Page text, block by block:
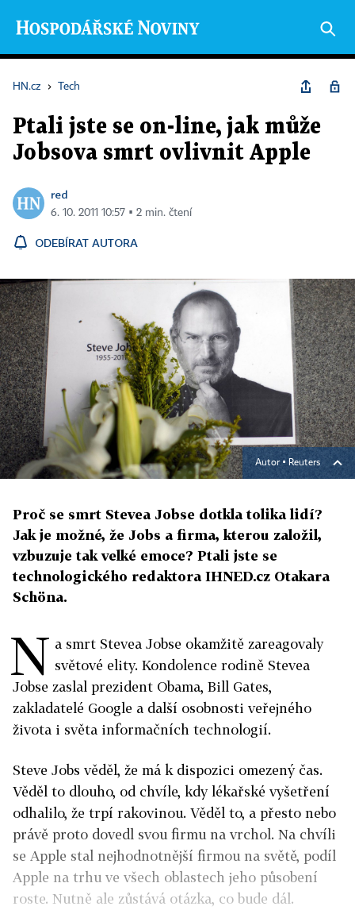
HN.cz › Tech
Ptali jste se on-line, jak může
Jobsova smrt ovlivnit Apple
red
6. 10. 2011 10:57 ▪ 2 min. čtení
ODEBÍRAT AUTORA
Autor ▪ Reuters
Proč se smrt Stevea Jobse dotkla tolika lidí?
Jak je možné, že Jobs a firma, kterou založil,
vzbuzuje tak velké emoce? Ptali jste se
technologického redaktora IHNED.cz Otakara
Schöna.
N a smrt Stevea Jobse okamžitě zareagovaly
světové elity. Kondolence rodině Stevea
Jobse zaslal prezident Obama, Bill Gates,
zakladatelé Google a další osobnosti veřejného
života i světa informačních technologií.
Steve Jobs věděl, že má k dispozici omezený čas.
Věděl to dlouho, od chvíle, kdy lékařské vyšetření
odhalilo, že trpí rakovinou. Věděl to, a přesto nebo
právě proto dovedl svou firmu na vrchol. Na chvíli
se Apple stal nejhodnotnější firmou na světě, podíl
Apple na trhu ve všech oblastech jeho působení
roste. Nutně ale zůstává otázka, co bude dál.